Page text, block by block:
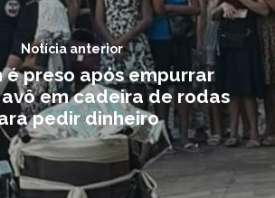
Notícia anterior
é preso após empurrar
em cadeira de rodas
pedir dinheiro